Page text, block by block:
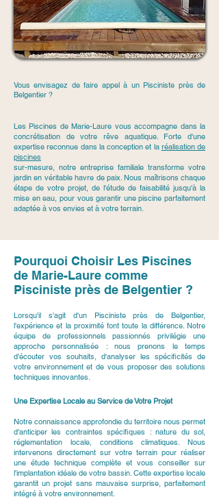
Vous envisagez de faire appel à un Pisciniste près de
Belgentier ?
Les Piscines de Marie-Laure vous accompagne dans la
concrétisation de votre rêve aquatique. Forte d'une
expertise reconnue dans la conception et la réalisation de
piscines
sur-mesure, notre entreprise familiale transforme votre
jardin en véritable havre de paix. Nous maîtrisons chaque
étape de votre projet, de l'étude de faisabilité jusqu'à la
mise en eau, pour vous garantir une piscine parfaitement
adaptée à vos envies et à votre terrain.
Pourquoi Choisir Les Piscines
de Marie-Laure comme
Pisciniste près de Belgentier ?
Lorsqu'il s'agit d'un Pisciniste près de Belgentier,
l'expérience et la proximité font toute la différence. Notre
équipe de professionnels passionnés privilégie une
approche personnalisée : nous prenons le temps
d'écouter vos souhaits, d'analyser les spécificités de
votre environnement et de vous proposer des solutions
techniques innovantes.
Une Expertise Locale au Service de Votre Projet
Notre connaissance approfondie du territoire nous permet
d'anticiper les contraintes spécifiques : nature du sol,
réglementation locale, conditions climatiques. Nous
intervenons directement sur votre terrain pour réaliser
une étude technique complète et vous conseiller sur
l'implantation idéale de votre bassin. Cette expertise locale
garantit un projet sans mauvaise surprise, parfaitement
intégré à votre environnement.